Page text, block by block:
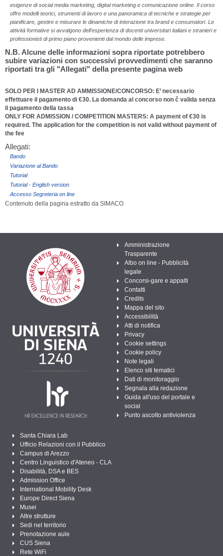
esigenze di social media marketing, digital marketing e comunicazione online. Il corso
offre modelli teorici, strumenti di lavoro e una panoramica di tecniche e strategie per
pianificare, gestire e misurare le dinamiche di interazione tra brand e consumatori. Le
attività formative si avvalgono dell'esperienza di docenti universitari italiani e stranieri e
professionisti di primo piano provenienti dal mondo delle imprese.
N.B. Alcune delle informazioni sopra riportate potrebbero
subire variazioni con successivi provvedimenti che saranno
riportati tra gli "Allegati" della presente pagina web
SOLO PER I MASTER AD AMMISSIONE/CONCORSO: E’ necessario
effettuare il pagamento di €30. La domanda al concorso non č valida senza
il pagamento della tassa
ONLY FOR ADMISSION / COMPETITION MASTERS: A payment of €30 is
required. The application for the competition is not valid without payment of
the fee
Allegati:
Bando
Variazione al Bando
Tutorial
Tutorial - English version
Accesso Segreteria on line
Contenuto della pagina estratto da SIMACO
Amministrazione
Trasparente
Albo on line - Pubblicità
legale
Concorsi-gare e appalti
Contatti
Credits
Mappa del sito
Accessibilità
Atti di notifica
Privacy
Cookie settings
Cookie policy
Note legali
Elenco siti tematici
Dati di monitoraggio
Segnala alla redazione
Guida all'uso del portale e
social
Punto ascolto antiviolenza
Santa Chiara Lab
Ufficio Relazioni con il Pubblico
Campus di Arezzo
Centro Linguistico d'Ateneo - CLA
Disabilità, DSA e BES
Admission Office
International Mobility Desk
Europe Direct Siena
Musei
Altre strutture
Sedi nel territorio
Prenotazione aule
CUS Siena
Rete WiFi